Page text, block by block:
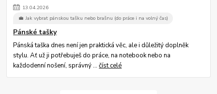
13.04.2026
💼 Jak vybrat pánskou tašku nebo brašnu (do práce i na volný čas)
Pánské tašky
Pánská taška dnes není jen praktická věc, ale i důležitý doplněk
stylu. Ať už ji potřebuješ do práce, na notebook nebo na
každodenní nošení, správný ...číst celé